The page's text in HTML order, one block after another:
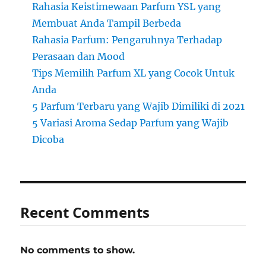
Rahasia Keistimewaan Parfum YSL yang
Membuat Anda Tampil Berbeda
Rahasia Parfum: Pengaruhnya Terhadap
Perasaan dan Mood
Tips Memilih Parfum XL yang Cocok Untuk
Anda
5 Parfum Terbaru yang Wajib Dimiliki di 2021
5 Variasi Aroma Sedap Parfum yang Wajib
Dicoba
Recent Comments
No comments to show.